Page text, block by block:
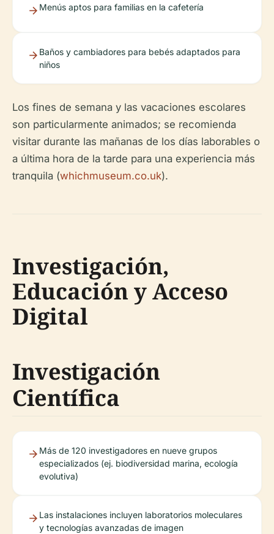
Menús aptos para familias en la cafetería
Baños y cambiadores para bebés adaptados para
niños
Los fines de semana y las vacaciones escolares
son particularmente animados; se recomienda
visitar durante las mañanas de los días laborables o
a última hora de la tarde para una experiencia más
tranquila (whichmuseum.co.uk).
Investigación,
Educación y Acceso
Digital
Investigación
Científica
Más de 120 investigadores en nueve grupos
especializados (ej. biodiversidad marina, ecología
evolutiva)
Las instalaciones incluyen laboratorios moleculares
y tecnologías avanzadas de imagen